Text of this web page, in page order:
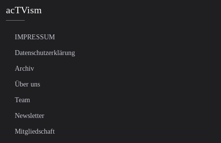
acTVism
IMPRESSUM
Datenschutzerklärung
Archiv
Über uns
Team
Newsletter
Mitgliedschaft